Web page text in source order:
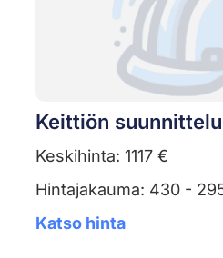
Keittiön suunnittelu
Keskihinta: 1117 €
Hintajakauma: 430 -
Katso hinta